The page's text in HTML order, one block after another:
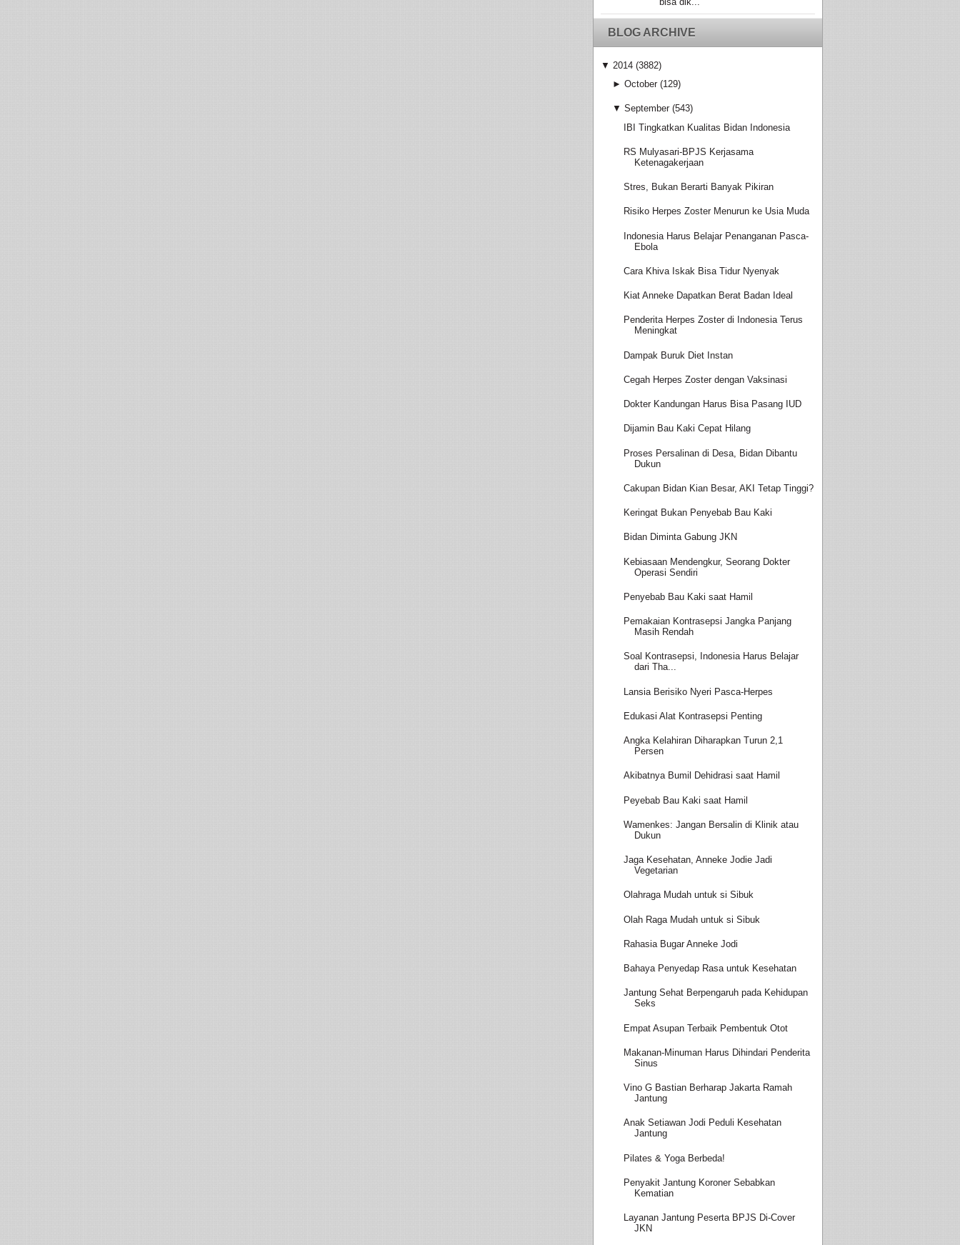
BLOG ARCHIVE
▼ 2014 (3882)
► October (129)
▼ September (543)
IBI Tingkatkan Kualitas Bidan Indonesia
RS Mulyasari-BPJS Kerjasama
Ketenagakerjaan
Stres, Bukan Berarti Banyak Pikiran
Risiko Herpes Zoster Menurun ke Usia Muda
Indonesia Harus Belajar Penanganan Pasca-
Ebola
Cara Khiva Iskak Bisa Tidur Nyenyak
Kiat Anneke Dapatkan Berat Badan Ideal
Penderita Herpes Zoster di Indonesia Terus
Meningkat
Dampak Buruk Diet Instan
Cegah Herpes Zoster dengan Vaksinasi
Dokter Kandungan Harus Bisa Pasang IUD
Dijamin Bau Kaki Cepat Hilang
Proses Persalinan di Desa, Bidan Dibantu
Dukun
Cakupan Bidan Kian Besar, AKI Tetap Tinggi?
Keringat Bukan Penyebab Bau Kaki
Bidan Diminta Gabung JKN
Kebiasaan Mendengkur, Seorang Dokter
Operasi Sendiri
Penyebab Bau Kaki saat Hamil
Pemakaian Kontrasepsi Jangka Panjang
Masih Rendah
Soal Kontrasepsi, Indonesia Harus Belajar
dari Tha...
Lansia Berisiko Nyeri Pasca-Herpes
Edukasi Alat Kontrasepsi Penting
Angka Kelahiran Diharapkan Turun 2,1
Persen
Akibatnya Bumil Dehidrasi saat Hamil
Peyebab Bau Kaki saat Hamil
Wamenkes: Jangan Bersalin di Klinik atau
Dukun
Jaga Kesehatan, Anneke Jodie Jadi
Vegetarian
Olahraga Mudah untuk si Sibuk
Olah Raga Mudah untuk si Sibuk
Rahasia Bugar Anneke Jodi
Bahaya Penyedap Rasa untuk Kesehatan
Jantung Sehat Berpengaruh pada Kehidupan
Seks
Empat Asupan Terbaik Pembentuk Otot
Makanan-Minuman Harus Dihindari Penderita
Sinus
Vino G Bastian Berharap Jakarta Ramah
Jantung
Anak Setiawan Jodi Peduli Kesehatan
Jantung
Pilates & Yoga Berbeda!
Penyakit Jantung Koroner Sebabkan
Kematian
Layanan Jantung Peserta BPJS Di-Cover
JKN